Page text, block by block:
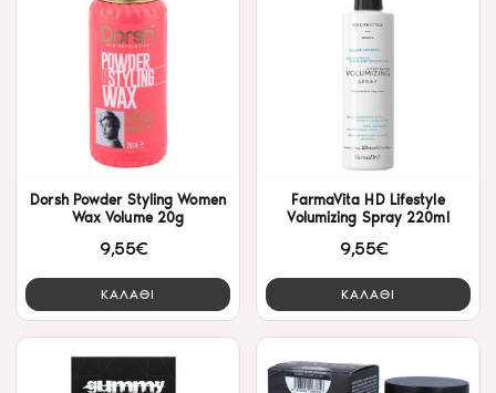
Dorsh Powder Styling Women
Wax Volume 20g
9,55€
ΚΑΛΑΘΙ
FarmaVita HD Lifestyle
Volumizing Spray 220ml
9,55€
ΚΑΛΑΘΙ